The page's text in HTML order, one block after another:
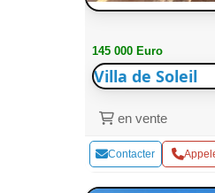
145 000 Euro
Villa de Soleil
en vente
Contacter